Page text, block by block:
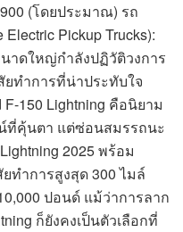
(โดยประมาณ) รถ
Pickup Trucks):
าดใหญ่กำลังปฏิวัติวงการ
ทำการที่น่าประทับใจ
F-150 Lightning คือนิยาม
ที่คุ้นตา แต่ซ่อนสมรรถนะ
2025 พร้อม
ทำการสูงสุด 300 ไมล์
ปอนด์ แม้ว่าการลาก
ก็ยังคงเป็นตัวเลือกที่